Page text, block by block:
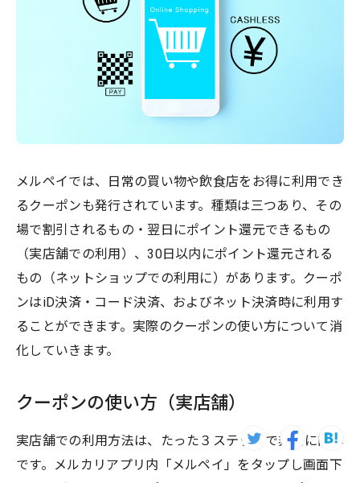
メルペイでは、日常の買い物や飲食店をお得に利用でき
るクーポンも発行されています。種類は三つあり、その
場で割引されるもの・翌日にポイント還元できるもの
（実店舗での利用）、30日以内にポイント還元される
もの（ネットショップでの利用に）があります。クーポ
ンはiD決済・コード決済、およびネット決済時に利用す
ることができます。実際のクーポンの使い方について消
化していきます。
クーポンの使い方（実店舗）
実店舗での利用方法は、たった３ステップで非常に簡単
です。メルカリアプリ内「メルペイ」をタップし画面下